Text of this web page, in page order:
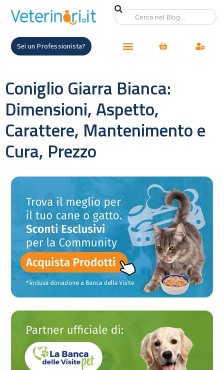
Sei un Professionista?
Coniglio Giarra Bianca:
Dimensioni, Aspetto,
Carattere, Mantenimento e
Cura, Prezzo